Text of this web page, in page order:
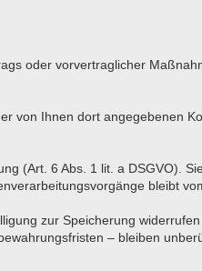
oder vorvertraglicher
von Ihnen dort angegebenen
(Art. 6 Abs. 1 lit. a DSGVO).
bleibt
zur Speicherung
– bleiben